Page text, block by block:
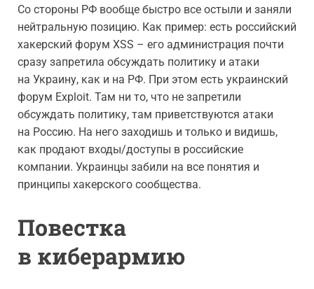
Со стороны РФ вообще быстро все остыли и заняли
нейтральную позицию. Как пример: есть российский
хакерский форум XSS – его администрация почти
сразу запретила обсуждать политику и атаки
на Украину, как и на РФ. При этом есть украинский
форум Exploit. Там ни то, что не запретили
обсуждать политику, там приветствуются атаки
на Россию. На него заходишь и только и видишь,
как продают входы/доступы в российские
компании. Украинцы забили на все понятия и
принципы хакерского сообщества.
Повестка
в киберармию